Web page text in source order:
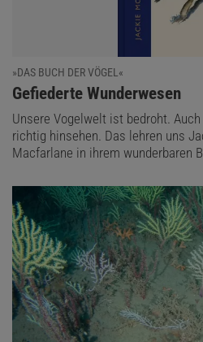
»DAS BUCH DER VÖGEL«
:
Gefiederte Wunderwesen
Unsere Vogelwelt ist bedroht.
richtig hinsehen. Das lehren uns
Macfarlane in ihrem wunderbaren